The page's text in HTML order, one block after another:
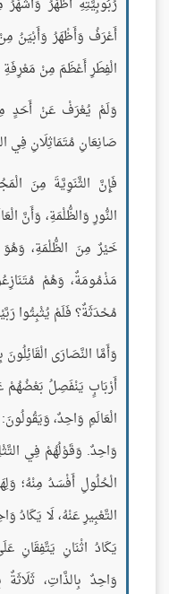
رُبُوبِيَّتِهِ أَظْهَرُ
أَعْرَفُ وَأَظْهَرُ وَأَبْيَنُ
الْفِطَرِ أَعْظَمَ مِنْ
وَلَمْ يُعْرَفْ عَنْ أَحَدٍ
صَانِعَانِ مُتَمَاثِلَانِ فِي
فَإِنَّ الثَّنَوِيَّةَ مِنَ
النُّورِ وَالظُّلْمَةِ، وَأَنَّ
خَيْرٌ مِنَ الظُّلْمَةِ، وَهُوَ
مَذْمُومَةٌ، وَهُمْ
مُحْدَثَةٌ؟ فَلَمْ يُثْبِتُوا
وَأَمَّا النَّصَارَى الْقَائِلُونَ
أَرْبَابٍ يَنْفَصِلُ
الْعَالَمِ وَاحِدٌ،
وَاحِدٌ. وَقَوْلُهُمْ فِي
الْحُلُولِ أَفْسَدُ مِنْهُ؛
التَّعْبِيرِ عَنْهُ، لَا يَكَادُ
يَكَادُ اثْنَانِ يَتَّفِقَانِ
وَاحِدٌ بِالذَّاتِ، ثَلَاثَةٌ